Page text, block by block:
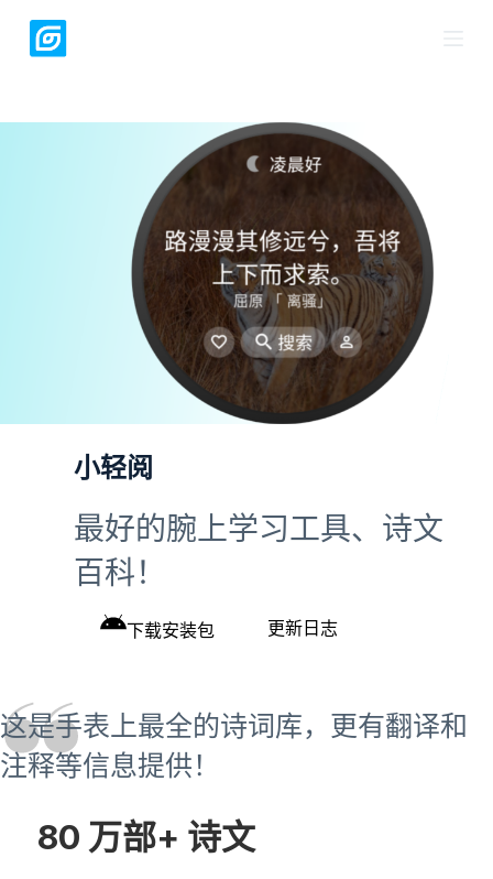
跳
过
小轻阅
最好的腕上学习工具、诗文
百科！
下载安装包 更新日志
这是手表上最全的诗词库，更有翻译和
注释等信息提供！
80 万部+ 诗文